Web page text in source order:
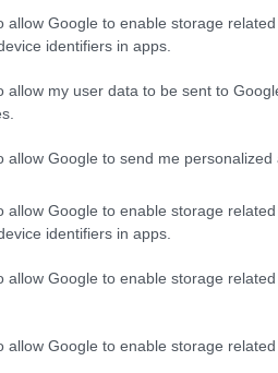
allow Google to enable storage
identifiers in apps.
allow my user data to be sent to
allow Google to send me personalized
allow Google to enable storage
identifiers in apps.
allow Google to enable storage
allow Google to enable storage related
ha creato un’entità con
Questa operazione non
di Mediobanca nel